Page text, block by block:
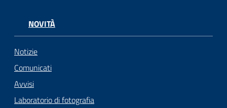
NOVITÀ
Notizie
Comunicati
Avvisi
Laboratorio di fotografia